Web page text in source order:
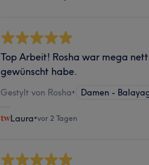
Top Arbeit! Rosha war mega
gewünscht habe.
Gestylt von Rosha• Damen -
Laura•vor 2 Tagen